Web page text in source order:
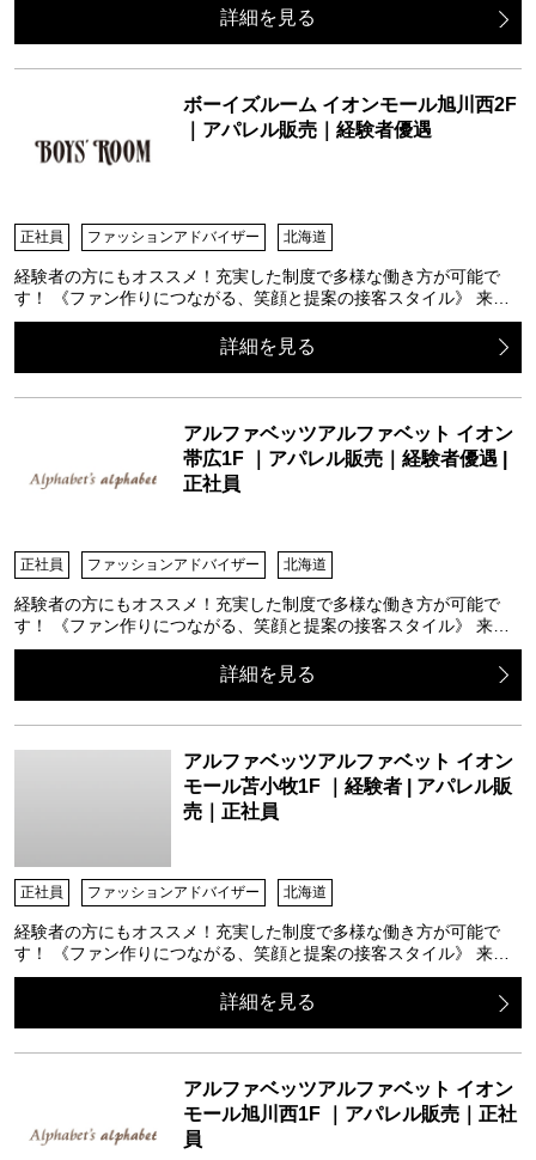
詳細を見る
ボーイズルーム イオンモール旭川西2F
｜アパレル販売｜経験者優遇
正社員 ファッションアドバイザー 北海道
経験者の方にもオススメ！充実した制度で多様な働き方が可能で
す！ 《ファン作りにつながる、笑顔と提案の接客スタイル》 来…
詳細を見る
アルファベッツアルファベット イオン
帯広1F ｜アパレル販売｜経験者優遇 |
正社員
正社員 ファッションアドバイザー 北海道
経験者の方にもオススメ！充実した制度で多様な働き方が可能で
す！ 《ファン作りにつながる、笑顔と提案の接客スタイル》 来…
詳細を見る
アルファベッツアルファベット イオン
モール苫小牧1F ｜経験者 | アパレル販
売｜正社員
正社員 ファッションアドバイザー 北海道
経験者の方にもオススメ！充実した制度で多様な働き方が可能で
す！ 《ファン作りにつながる、笑顔と提案の接客スタイル》 来…
詳細を見る
アルファベッツアルファベット イオン
モール旭川西1F ｜アパレル販売｜正社
員